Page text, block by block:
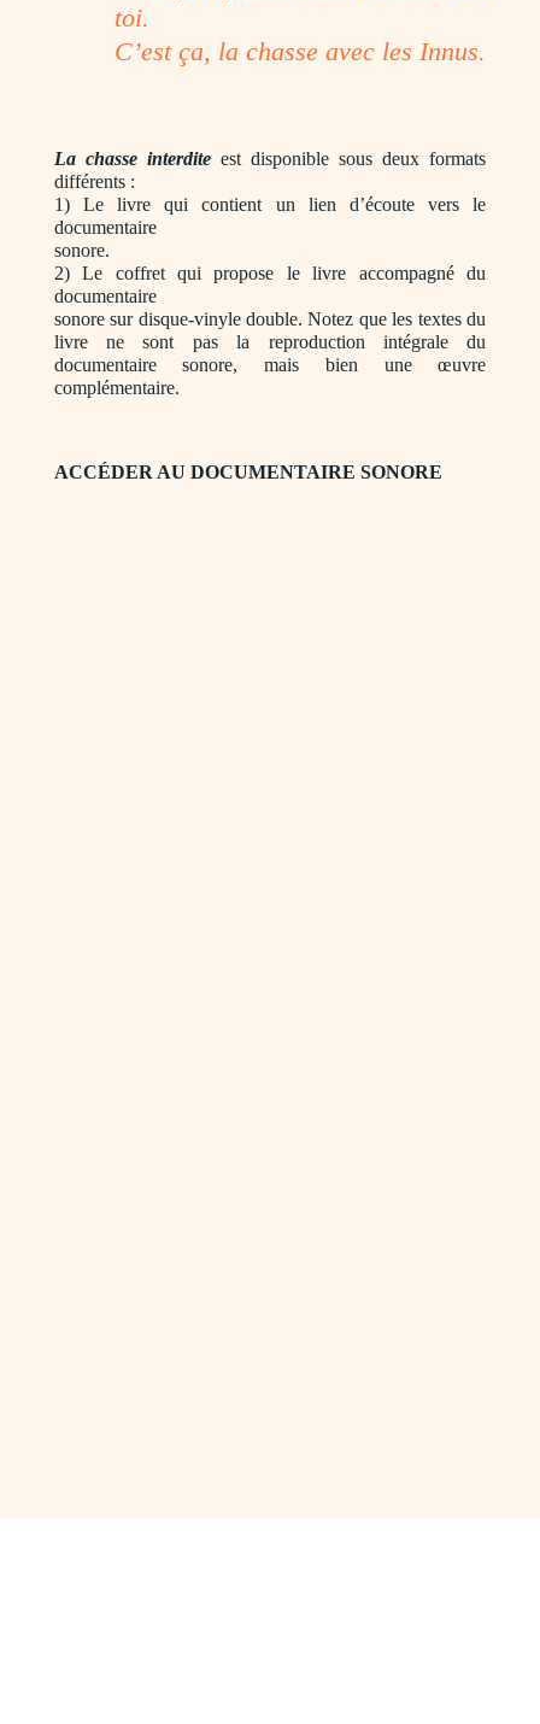
toi.
C’est ça, la chasse avec les Innus.
La chasse interditeest disponible sous deux formats
différents :
1) Le livre qui contient un lien d’écoute vers le
documentaire
sonore.
2) Le coffret qui propose le livre accompagné du
documentaire
sonore sur disque-vinyle double. Notez que les textes du
livre ne sont pas la reproduction intégrale du
documentaire sonore, mais bien une œuvre
complémentaire.
ACCÉDER AU DOCUMENTAIRE SONORE